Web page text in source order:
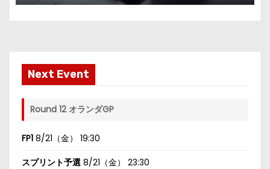
Next Event
Round 12 オランダGP
FP1 8/21（金） 19:30
スプリント予選 8/21（金） 23:30